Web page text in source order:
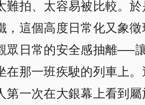
難拍、太容易被比較。
，這個高度日常化又象
眾日常的安全感抽離──
在那一班疾駛的列車上
第一次在大銀幕上看到